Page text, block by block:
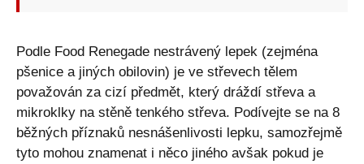
Podle Food Renegade nestrávený lepek (zejména
pšenice a jiných obilovin) je ve střevech tělem
považován za cizí předmět, který dráždí střeva a
mikroklky na stěně tenkého střeva. Podívejte se na 8
běžných příznaků nesnášenlivosti lepku, samozřejmě
tyto mohou znamenat i něco jiného avšak pokud je